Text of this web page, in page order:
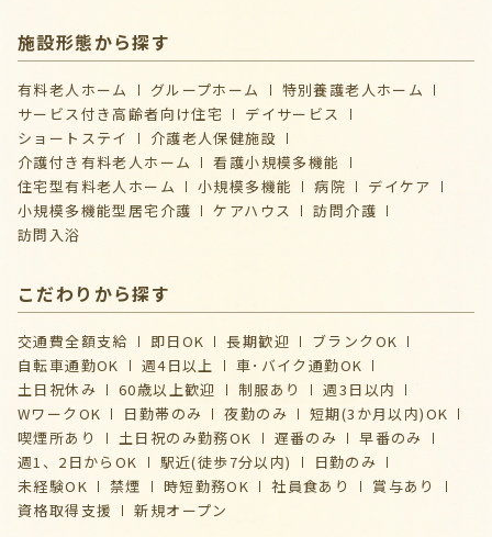
施設形態から探す
有料老人ホーム グループホーム
特別養護老人ホーム
サービス付き高齢者向け住宅
デイサービス
ショートステイ
介護⽼⼈保健施設
介護付き有料老人ホーム
看護小規模多機能
住宅型有料老人ホーム
小規模多機能 病院
デイケア
⼩規模多機能型居宅介護
ケアハウス
訪問介護
訪問入浴
こだわりから探す
交通費全額支給 即日OK 長期歓迎
ブランクOK
自転車通勤OK
週4日以上
車･バイク通勤OK
土日祝休み
60歳以上歓迎 制服あり
週3日以内
WワークOK
日勤帯のみ 夜勤のみ
短期(3か月以内)OK
喫煙所あり
土日祝のみ勤務OK 遅番のみ
早番のみ
週1、2日からOK
駅近(徒歩7分以内)
日勤のみ
未経験OK
禁煙 時短勤務OK 社員食あり
賞与あり
資格取得支援
新規オープン